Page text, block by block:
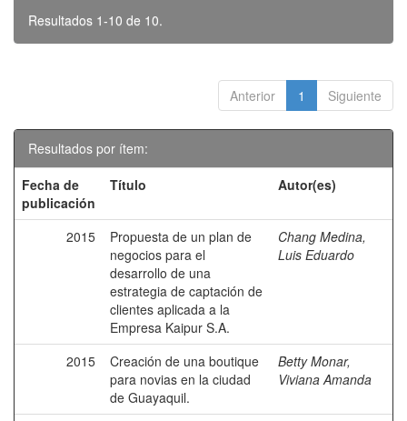
Resultados 1-10 de 10.
Anterior 1 Siguiente
Resultados por ítem:
Fecha de
publicación
Título Autor(es)
2015
Propuesta de un plan de
negocios para el
desarrollo de una
estrategia de captación de
clientes aplicada a la
Empresa Kaipur S.A.
Chang Medina,
Luis Eduardo
2015
Creación de una boutique
para novias en la ciudad
de Guayaquil.
Betty Monar,
Viviana Amanda